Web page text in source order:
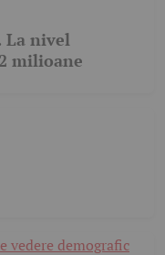
La nivel
milioane